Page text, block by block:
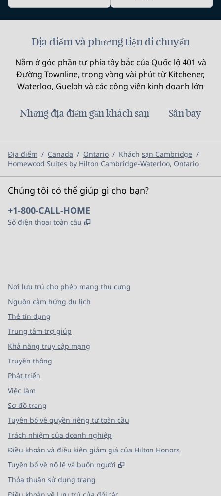
Địa điểm và phương tiện di chuyển
Nằm ở góc phần tư phía tây bắc của Quốc lộ 401 và
Đường Townline, trong vòng vài phút từ Kitchener,
Waterloo, Guelph và các công viên kinh doanh lớn
Những địa điểm gần khách sạn Sân bay
Địa điểm / Canada / Ontario / Khách sạn Cambridge /
Homewood Suites by Hilton Cambridge-Waterloo, Ontario
Chúng tôi có thể giúp gì cho bạn?
Điện thoại:
+1-800-CALL-HOME
Số điện thoại toàn cầu ,
Nơi lưu trú cho phép mang thú cưng
Nguồn cảm hứng du lịch
Thẻ tín dụng
Trung tâm trợ giúp
Khả năng truy cập mạng
Truyền thông
Phát triển
Việc làm
Sơ đồ trang
Tuyên bố về quyền riêng tư toàn cầu
Trách nhiệm của doanh nghiệp
Điều khoản và điều kiện giảm giá của Hilton Honors
Tuyên bố về nô lệ và buôn người
,
Thỏa thuận sử dụng trang